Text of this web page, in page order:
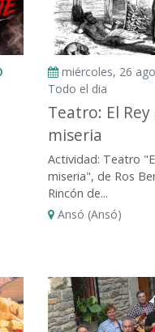
miércoles, 26
Todo el dia
Teatro: El Rey
miseria
Actividad: Teatro
miseria", de Ros
Rincón de...
Ansó (Ansó)